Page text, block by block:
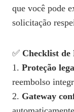
que você pode
solicitação
✅ Checklist de
1. Proteção
reembolso
2. Gateway